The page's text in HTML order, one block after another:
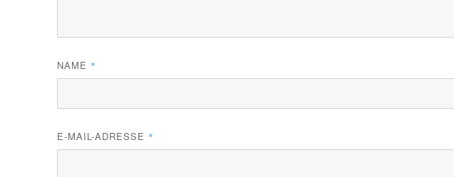
NAME *
E-MAIL-ADRESSE *